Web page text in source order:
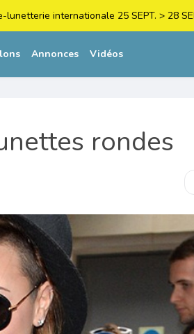
internationale 25 SEPT. > 28
Annonces Vidéos
rondes